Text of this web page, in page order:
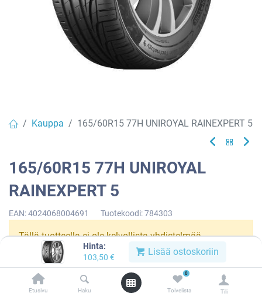
Hinta:
103,50 € Lisää ostoskoriin
Etusivu Haku
0
Toivelista Tili
Kauppa 165/60R15 77H UNIROYAL RAINEXPERT 5
165/60R15 77H UNIROYAL
RAINEXPERT 5
EAN:4024068004691 Tuotekoodi:784303
Tällä tuotteella ei ole kelvollista yhdistelmää.
UNIROYAL